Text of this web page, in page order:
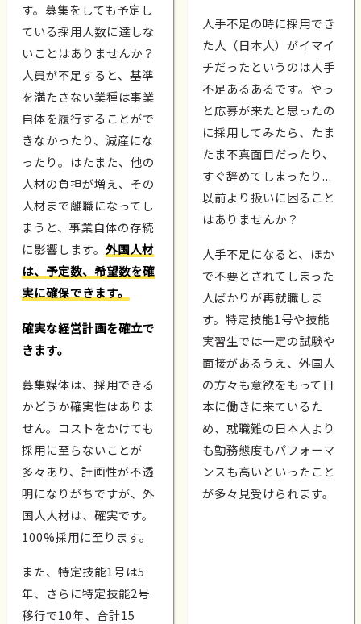
す。募集をしても予定し
ている採用人数に達しな
いことはありませんか？
人員が不足すると、基準
を満たさない業種は事業
自体を履行することがで
きなかったり、減産にな
ったり。はたまた、他の
人材の負担が増え、その
人材まで離職になってし
まうと、事業自体の存続
に影響します。 外国人材
は、予定数、希望数を確
実に確保できます。
確実な経営計画を確立で
きます。
募集媒体は、採用できる
かどうか確実性はありま
せん。コストをかけても
採用に至らないことが
多々あり、計画性が不透
明になりがちですが、外
国人人材は、確実です。
100%採用に至ります。
また、特定技能1号は5
年、さらに特定技能2号
移行で10年、合計15
人手不足の時に採用でき
た人（日本人）がイマイ
チだったというのは人手
不足あるあるです。やっ
と応募が来たと思ったの
に採用してみたら、たま
たま不真面目だったり、
すぐ辞めてしまったり...
以前より扱いに困ること
はありませんか？
人手不足になると、ほか
で不要とされてしまった
人ばかりが再就職しま
す。特定技能1号や技能
実習生では一定の試験や
面接があるうえ、外国人
の方々も意欲をもって日
本に働きに来ているた
め、就職難の日本人より
も勤務態度もパフォーマ
ンスも高いといったこと
が多々見受けられます。